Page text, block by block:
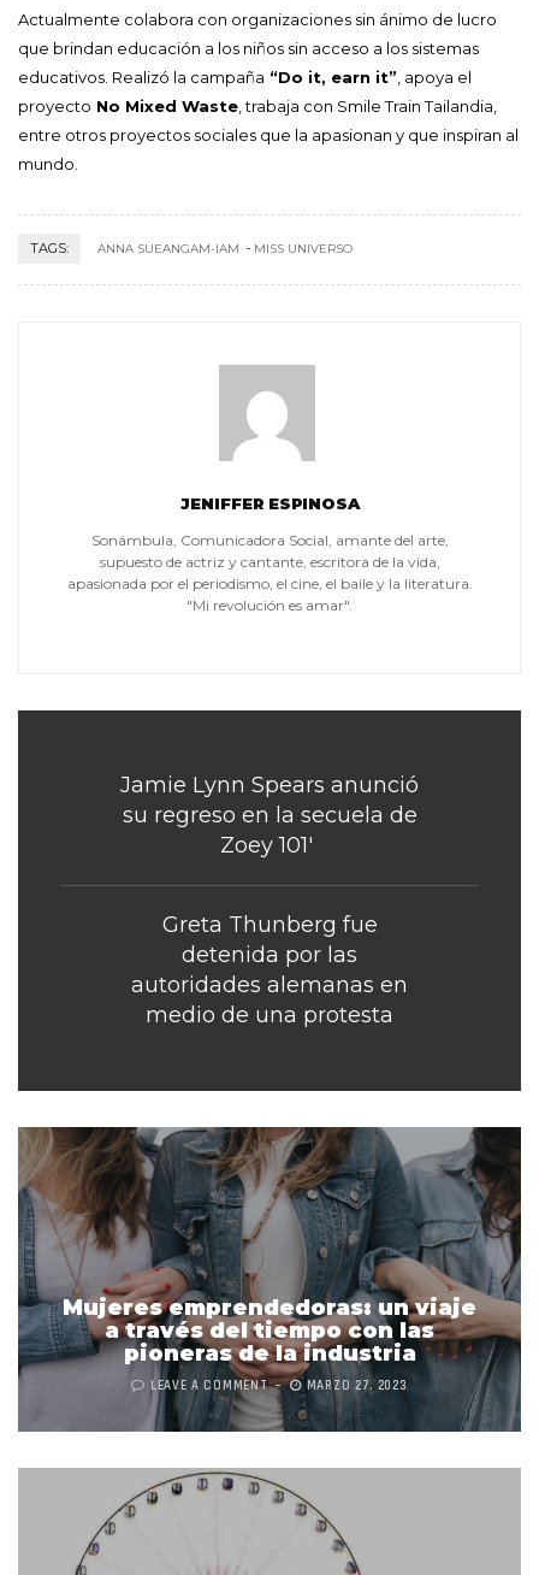
Actualmente colabora con organizaciones sin ánimo de lucro
que brindan educación a los niños sin acceso a los sistemas
educativos. Realizó la campaña “Do it, earn it” , apoya el
proyecto No Mixed Waste , trabaja con Smile Train Tailandia,
entre otros proyectos sociales que la apasionan y que inspiran al
mundo.
TAGS: ANNA SUEANGAM-IAM MISS UNIVERSO
JENIFFER ESPINOSA
Sonámbula, Comunicadora Social, amante del arte,
supuesto de actriz y cantante, escritora de la vida,
apasionada por el periodismo, el cine, el baile y la literatura.
"Mi revolución es amar".
Jamie Lynn Spears anunció
su regreso en la secuela de
Zoey 101′
Greta Thunberg fue
detenida por las
autoridades alemanas en
medio de una protesta
Mujeres emprendedoras: un viaje
a través del tiempo con las
pioneras de la industria
LEAVE A COMMENT MARZO 27, 2023